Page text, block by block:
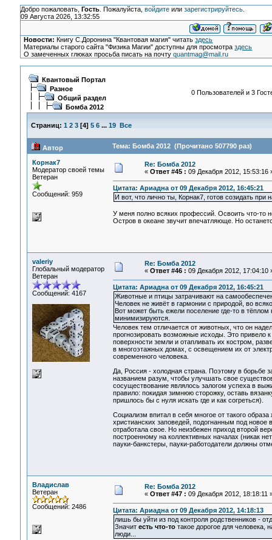
Добро пожаловать, Гость. Пожалуйста, войдитеили зарегистрируйтесь.
09 Августа 2026, 13:32:55
Новости: Книгу С.Доронина "Квантовая магия" читатьздесь
Материалы старого сайта "Физика Магии" доступны для просмотраздесь
О замеченных глюках просьба писать на почтуquantmag@mail.ru
Квантовый Портал
Разное
Общий раздел
Бомба 2012
0 Пользователей и 3
Страниц: 1 2 3[4] 5 6 ... 19 Все
Автор Тема: Бомба 2012 (Прочитано 507790 раз)
Корнак7
Модератор своей темы
Ветеран
Сообщений: 959
Re: Бомба 2012
« Ответ #45 : 09 Декабря 2012, 15:53:16
Цитата: Ариадна от 09 Декабря 2012, 16:45:21
И вот, что лично ты, Корнак7, готов созидать
У меня полно всяких профессий. Освоить что-то
Остров в океане звучит впечатляюще. Но
valeriy
Глобальный модератор
Ветеран
Сообщений: 4167
Re: Бомба 2012
« Ответ #46 : 09 Декабря 2012, 17:04:10
Цитата: Ариадна от 09 Декабря 2012, 16:45:21
Животные и птицы затрачивают на
Человек не живёт в гармонии с природой, во
Вот может быть ежели поселение где-то в
минимизируются.
Человек тем отличается от животных, что он
прогнозировать возможные исходы. Это привело
поверхности земли и отапливать их костром,
в многоэтажных домах, с освещением их от
современного человека.
Да, Россия - холодная страна. Поэтому в борьбе
названием разум, чтобы улучшать свое
сосуществование являлось залогом успеха в
правило: покидая зимнюю сторожку, оставь
пришлось бы с нуля искать где и как согреться).
Социализм впитал в себя многое от такого
христианских заповедей, подогнанным под
отработала свое. Но неизбежен приход второй
построенному на коллективных началах (никак
пауки-банкстеры, пауки-работодатели должны
Владислав
Ветеран
Сообщений: 2486
Re: Бомба 2012
« Ответ #47 : 09 Декабря 2012, 18:18:11
Цитата: Ариадна от 09 Декабря 2012, 14:18:13
лишь бы уйти из под контроля родственников -
Значит есть что-то такое дорогое для человека,
люди...